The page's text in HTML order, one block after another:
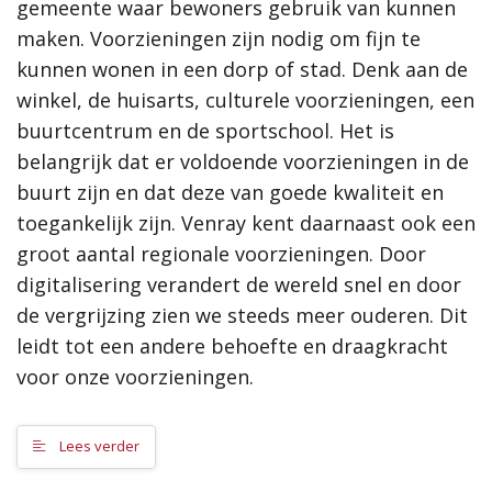
We houden daarbij rekening met verschillende opgaven zoals
de klimaatverandering, de energietransitie en de
woningbouw om het woningtekort op te lossen. Dit doen we
aan de hand van onze ambities. Hoe ziet onze gemeente er
over 10 jaar uit?
De ambities spelen een rol in ontwikkelingen binnen de
verschillende deelgebieden. Dit alles leest u terug in de
gemeentelijke omgevingsvisie!
Meer informatie
Wat is een omgevingsvisie?
Hoe werkt de website?
Omgevingseffectrapport
Rol van de gemeente
gemeente waar bewoners gebruik van kunnen
maken. Voorzieningen zijn nodig om fijn te
kunnen wonen in een dorp of stad. Denk aan de
winkel, de huisarts, culturele voorzieningen, een
buurtcentrum en de sportschool. Het is
belangrijk dat er voldoende voorzieningen in de
buurt zijn en dat deze van goede kwaliteit en
toegankelijk zijn. Venray kent daarnaast ook een
groot aantal regionale voorzieningen. Door
digitalisering verandert de wereld snel en door
de vergrijzing zien we steeds meer ouderen. Dit
leidt tot een andere behoefte en draagkracht
voor onze voorzieningen.
Lees verder